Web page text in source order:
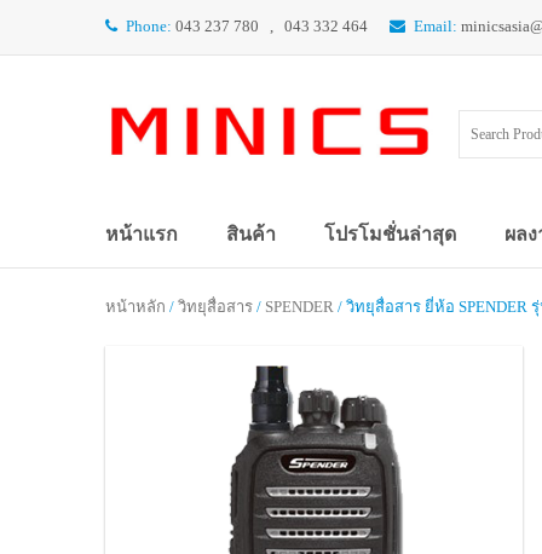
Phone: 043 237 780 , 043 332 464 Email:
หน้าแรก สินค้า โปรโมชั่นล่าสุด ผล
หน้าหลัก / วิทยุสื่อสาร / SPENDER / วิทยุสื่อสาร ยี่ห้อ SPENDER